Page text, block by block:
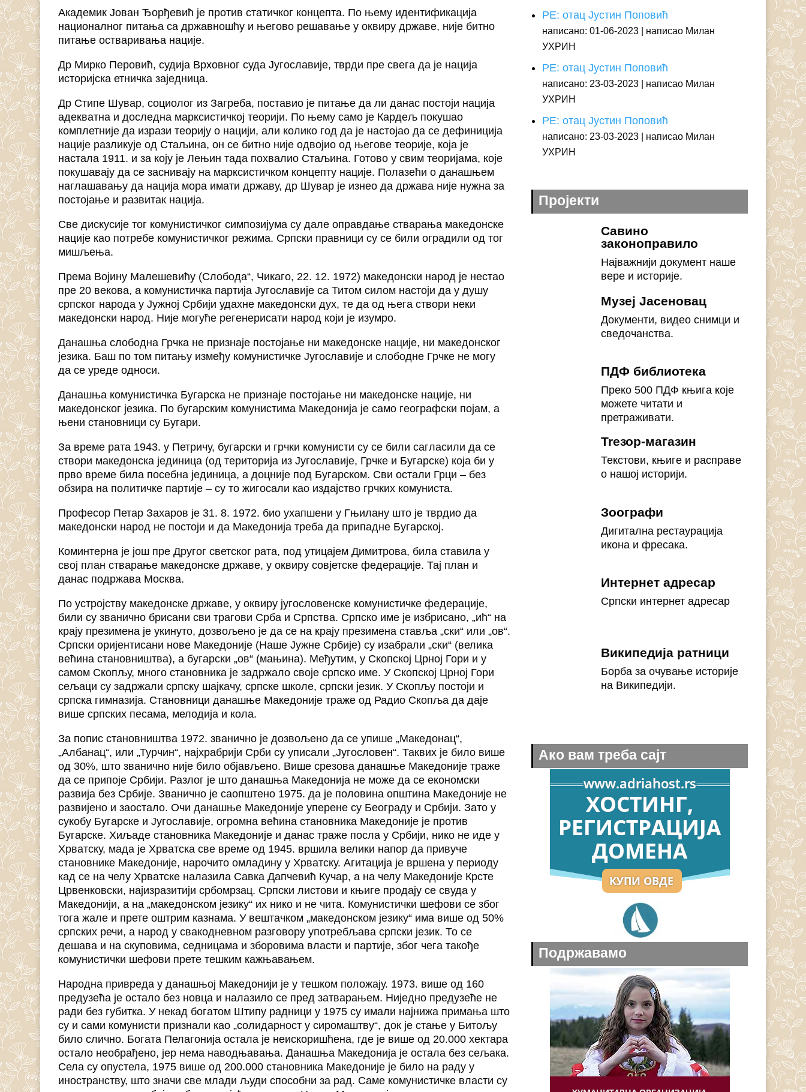
Академик Јован Ђорђевић је против статичког концепта. По њему идентификација
националног питања са државношћу и његово решавање у оквиру државе, није битно
питање остваривања нације.
Др Мирко Перовић, судија Врховног суда Југославије, тврди пре свега да је нација
историјска етничка заједница.
Др Стипе Шувар, социолог из Загреба, поставио је питање да ли данас постоји нација
адекватна и доследна марксистичкој теорији. По њему само је Кардељ покушао
комплетније да изрази теорију о нацији, али колико год да је настојао да се дефиниција
нације разликује од Стаљина, он се битно није одвојио од његове теорије, која је
настала 1911. и за коју је Лењин тада похвалио Стаљина. Готово у свим теоријама, које
покушавају да се заснивају на марксистичком концепту нације. Полазећи о данашњем
наглашавању да нација мора имати државу, др Шувар је изнео да држава није нужна за
постојање и развитак нација.
Све дискусије тог комунистичког симпозијума су дале оправдање стварања македонске
нације као потребе комунистичког режима. Српски правници су се били оградили од тог
мишљења.
Према Војину Малешевићу (Слобода“, Чикаго, 22. 12. 1972) македонски народ је нестао
пре 20 векова, а комунистичка партија Југославије са Титом силом настоји да у душу
српског народа у Јужној Србији удахне македонски дух, те да од њега створи неки
македонски народ. Није могуће регенерисати народ који је изумро.
Данашња слободна Грчка не признаје постојање ни македонске нације, ни македонског
језика. Баш по том питању између комунистичке Југославије и слободне Грчке не могу
да се уреде односи.
Данашња комунистичка Бугарска не признаје постојање ни македонске нације, ни
македонског језика. По бугарским комунистима Македонија је само географски појам, а
њени становници су Бугари.
За време рата 1943. у Петричу, бугарски и грчки комунисти су се били сагласили да се
створи македонска јединица (од територија из Југославије, Грчке и Бугарске) која би у
прво време била посебна јединица, а доцније под Бугарском. Сви остали Грци – без
обзира на политичке партије – су то жигосали као издајство грчких комуниста.
Професор Петар Захаров је 31. 8. 1972. био ухапшени у Гњилану што је тврдио да
македонски народ не постоји и да Македонија треба да припадне Бугарској.
Коминтерна је још пре Другог светског рата, под утицајем Димитрова, била ставила у
свој план стварање македонске државе, у оквиру совјетске федерације. Тај план и
данас подржава Москва.
По устројству македонске државе, у оквиру југословенске комунистичке федерације,
били су званично брисани сви трагови Срба и Српства. Српско име је избрисано, „ић“ на
крају презимена је укинуто, дозвољено је да се на крају презимена ставља „ски“ или „ов“.
Српски оријентисани нове Македоније (Наше Јужне Србије) су изабрали „ски“ (велика
већина становништва), а бугарски „ов“ (мањина). Међутим, у Скопској Црној Гори и у
самом Скопљу, много становника је задржало своје српско име. У Скопској Црној Гори
сељаци су задржали српску шајкачу, српске школе, српски језик. У Скопљу постоји и
српска гимназија. Становници данашње Македоније траже од Радио Скопља да даје
више српских песама, мелодија и кола.
За попис становништва 1972. званично је дозвољено да се упише „Македонац“,
„Албанац“, или „Турчин“, најхрабрији Срби су уписали „Југословен“. Таквих је било више
од 30%, што званично није било објављено. Више срезова данашње Македоније траже
да се припоје Србији. Разлог је што данашња Македонија не може да се економски
развија без Србије. Званично је саопштено 1975. да је половина општина Македоније не
развијено и заостало. Очи данашње Македоније уперене су Београду и Србији. Зато у
сукобу Бугарске и Југославије, огромна већина становника Македоније је против
Бугарске. Хиљаде становника Македоније и данас траже посла у Србији, нико не иде у
Хрватску, мада је Хрватска све време од 1945. вршила велики напор да привуче
становнике Македоније, нарочито омладину у Хрватску. Агитација је вршена у периоду
кад се на челу Хрватске налазила Савка Дапчевић Кучар, а на челу Македоније Крсте
Црвенковски, најизразитији србомрзац. Српски листови и књиге продају се свуда у
Македонији, а на „македонском језику“ их нико и не чита. Комунистички шефови се због
тога жале и прете оштрим казнама. У вештачком „македонском језику“ има више од 50%
српских речи, а народ у свакодневном разговору употребљава српски језик. То се
дешава и на скуповима, седницама и зборовима власти и партије, због чега такође
комунистички шефови прете тешким кажњавањем.
Народна привреда у данашњој Македонији је у тешком положају. 1973. више од 160
предузећа је остало без новца и налазило се пред затварањем. Ниједно предузеће не
ради без губитка. У некад богатом Штипу радници у 1975 су имали најнижа примања што
су и сами комунисти признали као „солидарност у сиромаштву“, док је стање у Битољу
било слично. Богата Пелагонија остала је неискоришћена, где је више од 20.000 хектара
остало необрађено, јер нема наводњавања. Данашња Македонија је остала без сељака.
Села су опустела, 1975 више од 200.000 становника Македоније је било на раду у
иностранству, што значи све млади људи способни за рад. Саме комунистичке власти су
РЕ: отац Јустин Поповић
написано: 01-06-2023
написао Милан
УХРИН
РЕ: отац Јустин Поповић
написано: 23-03-2023
написао Милан
УХРИН
РЕ: отац Јустин Поповић
написано: 23-03-2023
написао Милан
УХРИН
Пројекти
Савино
законоправило
Најважнији документ наше
вере и историје.
Музеј Јасеновац
Документи, видео снимци и
сведочанства.
ПДФ библиотека
Преко 500 ПДФ књига које
можете читати и
претраживати.
Treзор-магазин
Текстови, књиге и расправе
о нашој историји.
Зоографи
Дигитална рестаурација
икона и фресака.
Интернет адресар
Српски интернет адресар
Википедија ратници
Борба за очување историје
на Википедији.
Ако вам треба сајт
Подржавамо